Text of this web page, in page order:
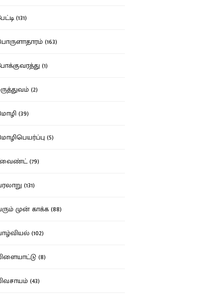
(131)
(163)
(1)
(2)
(39)
(5)
(79)
(131)
முன் காக்க (88)
(102)
(8)
(43)